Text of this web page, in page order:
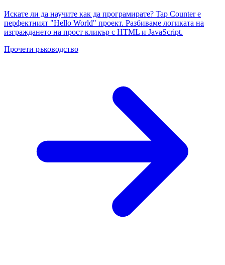
Искате ли да научите как да програмирате? Tap Counter е
перфектният "Hello World" проект. Разбиваме логиката на
изграждането на прост кликър с HTML и JavaScript.
Прочети ръководство